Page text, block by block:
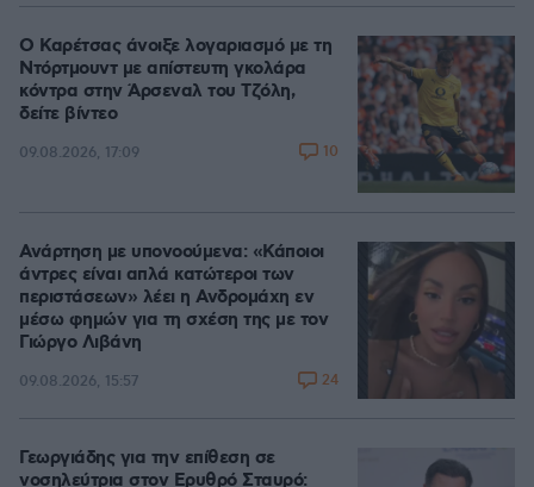
Ο Καρέτσας άνοιξε λογαριασμό με τη
Ντόρτμουντ με απίστευτη γκολάρα
κόντρα στην Άρσεναλ του Τζόλη,
δείτε βίντεο
09.08.2026, 17:09 10
Ανάρτηση με υπονοούμενα: «Κάποιοι
άντρες είναι απλά κατώτεροι των
περιστάσεων» λέει η Ανδρομάχη εν
μέσω φημών για τη σχέση της με τον
Γιώργο Λιβάνη
09.08.2026, 15:57 24
Γεωργιάδης για την επίθεση σε
νοσηλεύτρια στον Ερυθρό Σταυρό: